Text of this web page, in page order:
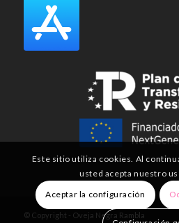
© Copyright - Oveja Negra Rambla
Este sitio utiliza cookies. Al
usted acepta nuestro
Aceptar la configuración